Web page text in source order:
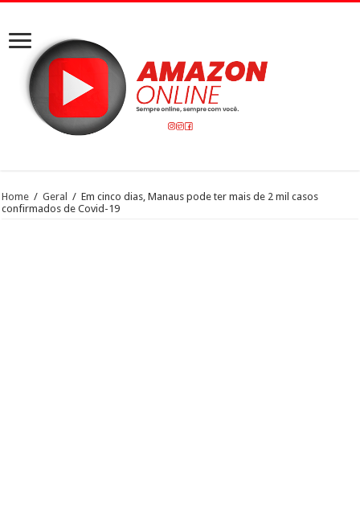
Home / Geral / Em cinco dias, Manaus pode ter mais de 2 mil casos
confirmados de Covid-19